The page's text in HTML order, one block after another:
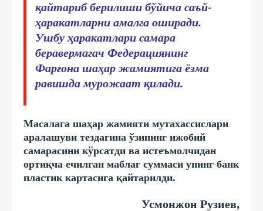
қайтариб берилиши бўйича саъй-
ҳаракатларни амалга оширади.
Ушбу ҳаракатлари самара
беравермагач Федерациянинг
Фарғона шаҳар жамиятига ёзма
равишда мурожаат қилади.
Масалага шаҳар жамияти мутахассислари
аралашуви тездагина ўзининг ижобий
самарасини кўрсатди ва истеъмолчидан
ортиқча ечилган маблағ суммаси унинг банк
пластик картасига қайтарилди.
Усмонжон Рузиев,